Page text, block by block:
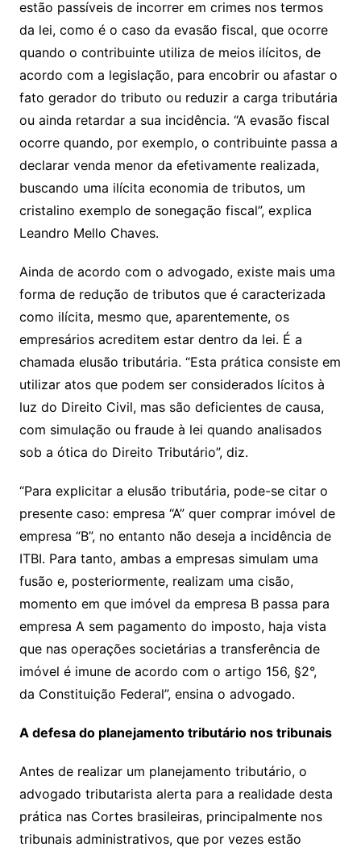
estão passíveis de incorrer em crimes nos termos
da lei, como é o caso da evasão fiscal, que ocorre
quando o contribuinte utiliza de meios ilícitos, de
acordo com a legislação, para encobrir ou afastar o
fato gerador do tributo ou reduzir a carga tributária
ou ainda retardar a sua incidência. “A evasão fiscal
ocorre quando, por exemplo, o contribuinte passa a
declarar venda menor da efetivamente realizada,
buscando uma ilícita economia de tributos, um
cristalino exemplo de sonegação fiscal”, explica
Leandro Mello Chaves.
Ainda de acordo com o advogado, existe mais uma
forma de redução de tributos que é caracterizada
como ilícita, mesmo que, aparentemente, os
empresários acreditem estar dentro da lei. É a
chamada elusão tributária. “Esta prática consiste em
utilizar atos que podem ser considerados lícitos à
luz do Direito Civil, mas são deficientes de causa,
com simulação ou fraude à lei quando analisados
sob a ótica do Direito Tributário”, diz.
“Para explicitar a elusão tributária, pode-se citar o
presente caso: empresa “A” quer comprar imóvel de
empresa “B”, no entanto não deseja a incidência de
ITBI. Para tanto, ambas a empresas simulam uma
fusão e, posteriormente, realizam uma cisão,
momento em que imóvel da empresa B passa para
empresa A sem pagamento do imposto, haja vista
que nas operações societárias a transferência de
imóvel é imune de acordo com o artigo 156, §2°,
da Constituição Federal”, ensina o advogado.
A defesa do planejamento tributário nos tribunais
Antes de realizar um planejamento tributário, o
advogado tributarista alerta para a realidade desta
prática nas Cortes brasileiras, principalmente nos
tribunais administrativos, que por vezes estão